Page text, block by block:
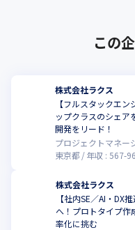
この
株式会社ラクス
【フルスタックエ
ップクラスのシェア
開発をリード！
プロジェクトマネー
東京都
年収 :567-
株式会社ラクス
【社内SE／AI・DX
へ！プロトタイプ作
率化に挑む